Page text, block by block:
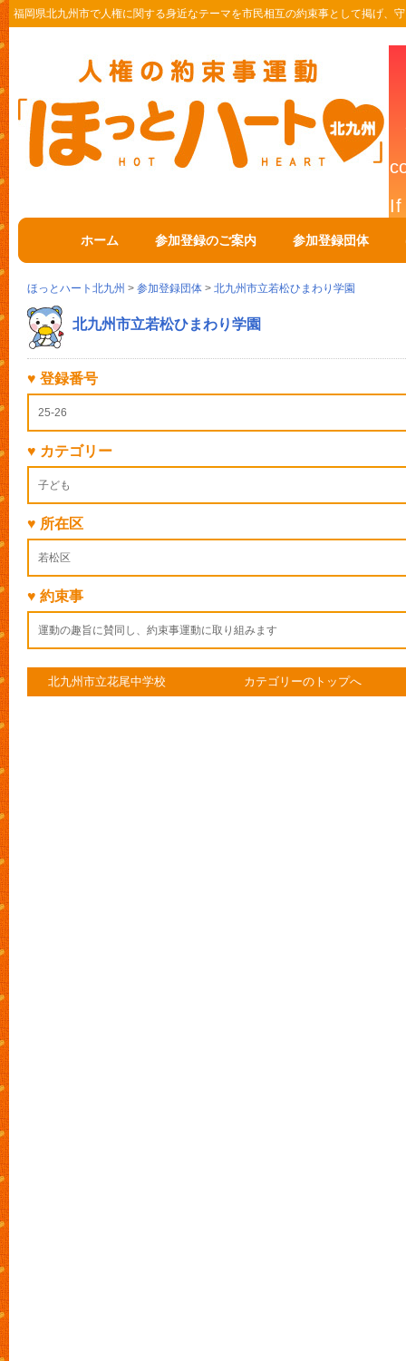
福岡県北九州市で人権に関する身近なテーマを市民相互の約束事として掲げ、
ホーム 参加登録のご案内 参加登録団体
ほっとハート北九州 > 参加登録団体 > 北九州市立若松ひまわり学園
北九州市立若松ひまわり学園
♥ 登録番号
25-26
♥ カテゴリー
子ども
♥ 所在区
若松区
♥ 約束事
運動の趣旨に賛同し、約束事運動に取り組みます
北九州市立花尾中学校 カテゴリーのトップへ